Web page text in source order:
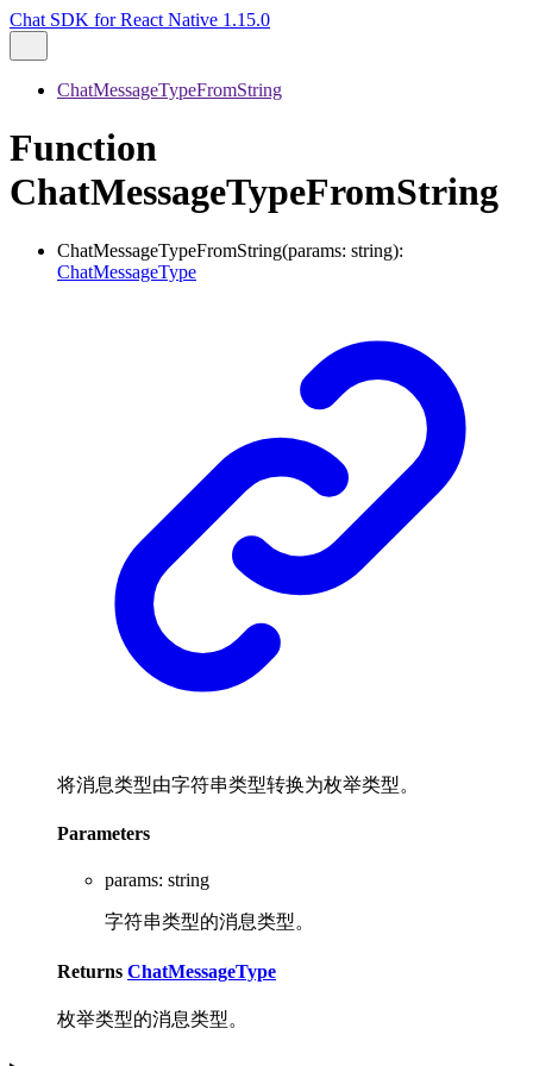
Chat SDK for React Native 1.15.0
ChatMessageTypeFromString
Function
ChatMessageTypeFromString
ChatMessageTypeFromString(params: string):
ChatMessageType
将消息类型由字符串类型转换为枚举类型。
Parameters
params: string
字符串类型的消息类型。
Returns ChatMessageType
枚举类型的消息类型。